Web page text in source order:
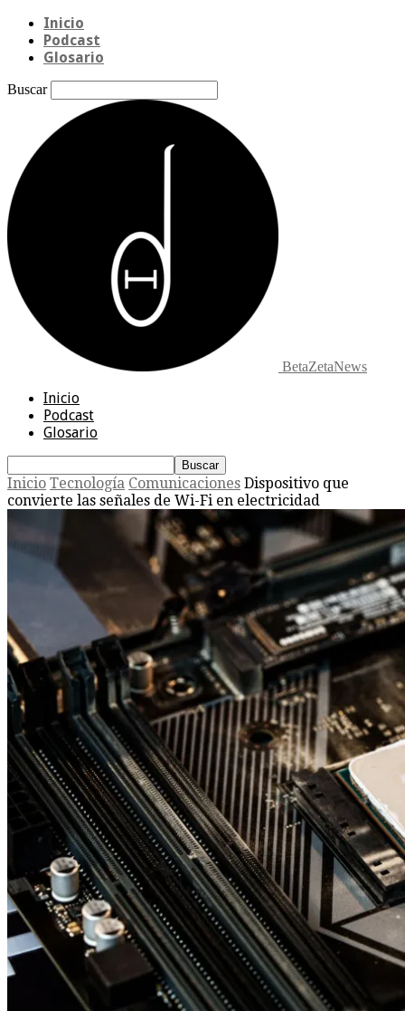
Inicio
Podcast
Glosario
Buscar
BetaZetaNews
Inicio
Podcast
Glosario
Inicio Tecnología Comunicaciones Dispositivo que
convierte las señales de Wi-Fi en electricidad